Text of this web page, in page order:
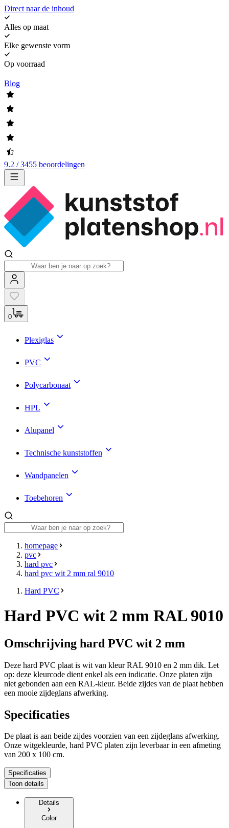
Direct naar de inhoud
Alles op maat
Elke gewenste vorm
Op voorraad
Blog
9.2 / 3455 beoordelingen
0
Plexiglas
PVC
Polycarbonaat
HPL
Alupanel
Technische kunststoffen
Wandpanelen
Toebehoren
homepage
pvc
hard pvc
hard pvc wit 2 mm ral 9010
Hard PVC
Hard PVC wit 2 mm RAL 9010
Omschrijving hard PVC wit 2 mm
Deze hard PVC plaat is wit van kleur RAL 9010 en 2 mm dik. Let
op: deze kleurcode dient enkel als een indicatie. Onze platen zijn
niet gebonden aan een RAL-kleur. Beide zijdes van de plaat hebben
een mooie zijdeglans afwerking.
Specificaties
De plaat is aan beide zijdes voorzien van een zijdeglans afwerking.
Onze witgekleurde, hard PVC platen zijn leverbaar in een afmeting
van 200 x 100 cm.
Specificaties
Toon details
Details
Color